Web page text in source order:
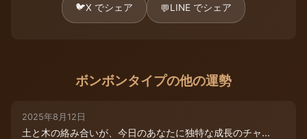
🐦X でシェア 💬LINE でシェア
ボンボンタイプの他の運勢
2025年8月12日
土と木の絡み合いが、今日のあなたに独特な成長のチャ...